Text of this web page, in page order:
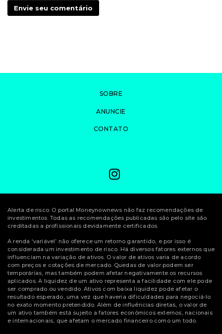
Envie seu comentário
SOBRE
ANUNCIE
CONTATO
Alerta de risco: O portal Moneynownews não faz recomendações de
investimentos. Todas as recomendações publicadas são pelo site são
creditadas a profissionais devidamente certificados.
A renda ‘variável’ não oferece um retorno garantido, e por isso é
considerada um investimento de risco. Há diversos fatores externos que
influenciam na variação de ativos. O valor de ativos varia de acordo
com preços e cotações de mercado. Quedas de valor podem ser
temporárias, mas também podem afetar negativamente os recursos
aplicados. A liquidez de um ativo representa a facilidade com ele pode
ser comprado ou vendido. Ativos com baixa liquidez pode afetar o
resultado esperado, uma vez que haveria dificuldades para negociá-lo
no exato momento pretendido. Além de influências diretas, o valor de
um ativo também está sujeito a fatores econômicos externos, nacionais
e internacionais, que afetam o mercado financeiro como um todo.